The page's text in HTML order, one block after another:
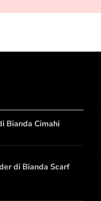
Bianda Cimahi
di Bianda Scarf